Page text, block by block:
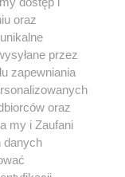
i
oraz
przez
zapewniania
oraz
my i Zaufani
danych